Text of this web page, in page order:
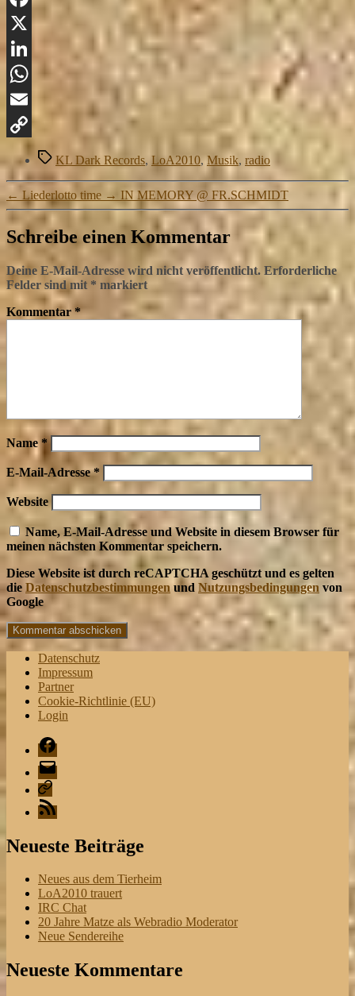
Facebook
X
LinkedIn
WhatsApp
Email
Link
Schlagwörter
KL Dark Records, LoA2010,Musik, radio
← Liederlotto time → IN MEMORY @ FR.SCHMIDT
Schreibe einen Kommentar
Deine E-Mail-Adresse wird nicht veröffentlicht. Erforderliche
Felder sind mit * markiert
Kommentar*
Name *
E-Mail-Adresse*
Website
Name, E-Mail-Adresse und Website in diesem Browser für
meinen nächsten Kommentar speichern.
Diese Website ist durch reCAPTCHA geschützt und es gelten
die Datenschutzbestimmungenund Nutzungsbedingungen von
Google
Datenschutz
Impressum
Partner
Cookie-Richtlinie (EU)
Login
Facebook
Mail
Playlist
RSS
Neueste Beiträge
Neues aus dem Tierheim
LoA2010 trauert
IRC Chat
20 Jahre Matze als Webradio Moderator
Neue Sendereihe
Neueste Kommentare